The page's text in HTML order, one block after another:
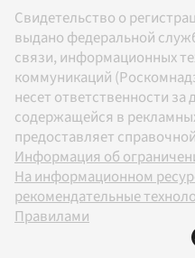
Свидетельство о
выдано федеральной
связи, информационных
коммуникаций
несет ответственности
содержащейся в
предоставляет
Информация об
На информационном
рекомендательные
Правилами